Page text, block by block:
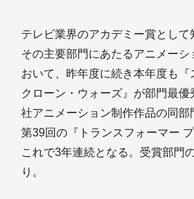
テレビ業界のアカデミー賞として
その主要部門にあたるアニメーシ
おいて、昨年度に続き本年度も『
クローン・ウォーズ』が部門最優
社アニメーション制作作品の同部
第39回の『トランスフォーマー
これで3年連続となる。受賞部門
り。